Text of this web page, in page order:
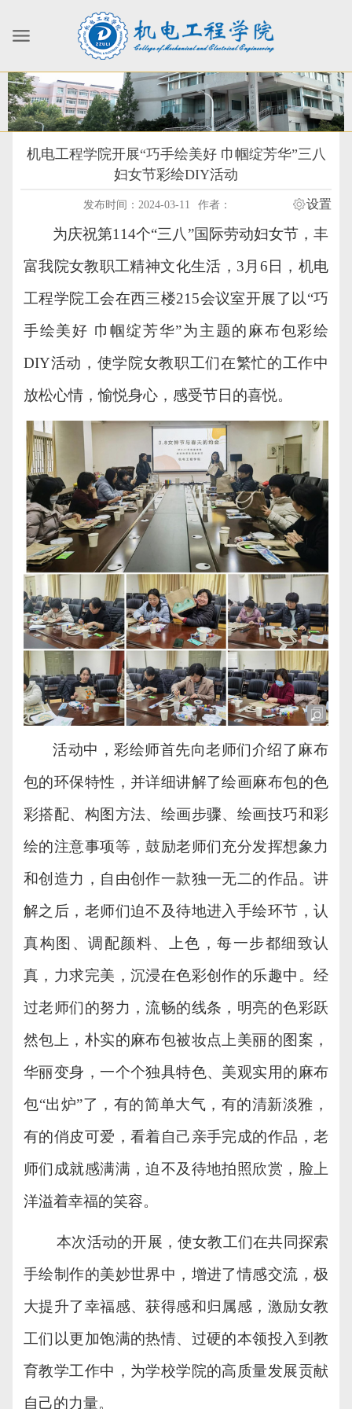
机电工程学院开展“巧手绘美好 巾帼绽芳华”三八
妇女节彩绘DIY活动
发布时间：2024-03-11 作者： 设置
为庆祝第114个“三八”国际劳动妇女节，丰
富我院女教职工精神文化生活， 3月 6 日， 机电
工程学院工会在西三楼215会议室开展了以“巧
手绘美好 巾帼绽芳华”为主题的麻布包彩绘
DIY活动，使学院女教职工们在繁忙的工作中
放松心情，愉悦身心，感受节日的喜悦。
活动中，彩绘师首先向老师们介绍了麻布
包的环保特性，并详细讲解了绘画麻布包的色
彩搭配、构图方法、绘画步骤、绘画技巧和彩
绘的注意事项等，鼓励老师们充分发挥想象力
和创造力，自由创作一款独一无二的作品。讲
解之后，老师们迫不及待地进入手绘环节，认
真构图、调配颜料、上色，每一步都细致认
真，力求完美，沉浸在色彩创作的乐趣中。经
过老师们的努力，流畅的线条，明亮的色彩跃
然包上，朴实的麻布包被妆点上美丽的图案，
华丽变身，一个个独具特色、美观实用的麻布
包“出炉”了，有的简单大气，有的清新淡雅，
有的俏皮可爱，看着自己亲手完成的作品，老
师们成就感满满，迫不及待地拍照欣赏，脸上
洋溢着幸福的笑容。
本次活动的开展，使女教工们在共同探索
手绘制作的美妙世界中，增进了情感交流，极
大提升了幸福感、获得感和归属感，激励女教
工们以更加饱满的热情、过硬的本领投入到教
育教学工作中，为学校学院的高质量发展贡献
自己的力量。